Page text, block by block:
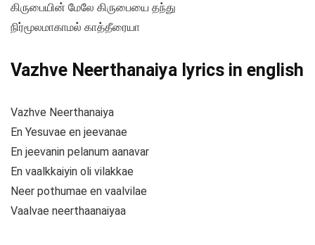
கிருபையின் மேலே கிருபையை தந்து
நிர்மூலமாகாமல் காத்தீரையா
Vazhve Neerthanaiya lyrics in english
Vazhve Neerthanaiya
En Yesuvae en jeevanae
En jeevanin pelanum aanavar
En vaalkkaiyin oli vilakkae
Neer pothumae en vaalvilae
Vaalvae neerthaanaiyaa